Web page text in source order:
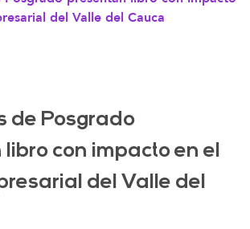
del Valle del Cauca
de Posgrado
con impacto en el
del Valle del